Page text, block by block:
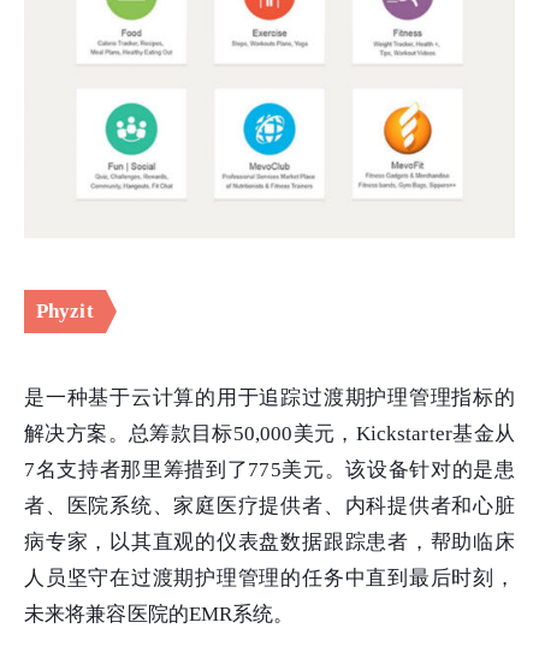
Phyzit
是一种基于云计算的用于追踪过渡期护理管理指标的
解决方案。总筹款目标50,000美元，Kickstarter基金从
7名支持者那里筹措到了775美元。该设备针对的是患
者、医院系统、家庭医疗提供者、内科提供者和心脏
病专家，以其直观的仪表盘数据跟踪患者，帮助临床
人员坚守在过渡期护理管理的任务中直到最后时刻，
未来将兼容医院的EMR系统。